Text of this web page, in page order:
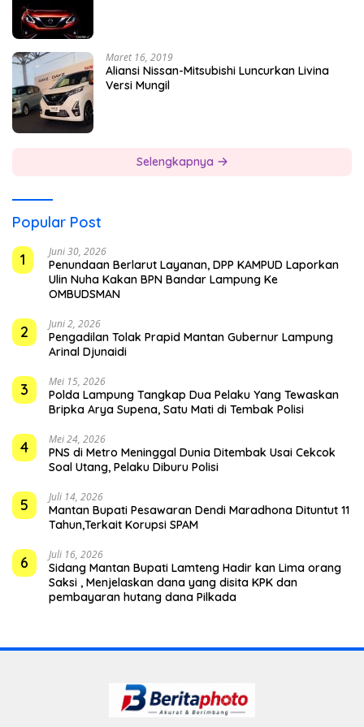
Maret 16, 2019
Aliansi Nissan-Mitsubishi Luncurkan Livina
Versi Mungil
Selengkapnya
Popular Post
1
Juni 30, 2026
Penundaan Berlarut Layanan, DPP KAMPUD Laporkan
Ulin Nuha Kakan BPN Bandar Lampung Ke
OMBUDSMAN
2 Juni 2, 2026
Pengadilan Tolak Prapid Mantan Gubernur Lampung
Arinal Djunaidi
3 Mei 15, 2026
Polda Lampung Tangkap Dua Pelaku Yang Tewaskan
Bripka Arya Supena, Satu Mati di Tembak Polisi
4 Mei 24, 2026
PNS di Metro Meninggal Dunia Ditembak Usai Cekcok
Soal Utang, Pelaku Diburu Polisi
5 Juli 14, 2026
Mantan Bupati Pesawaran Dendi Maradhona Dituntut 11
Tahun,Terkait Korupsi SPAM
6 Juli 16, 2026
Sidang Mantan Bupati Lamteng Hadir kan Lima orang
Saksi , Menjelaskan dana yang disita KPK dan
pembayaran hutang dana Pilkada